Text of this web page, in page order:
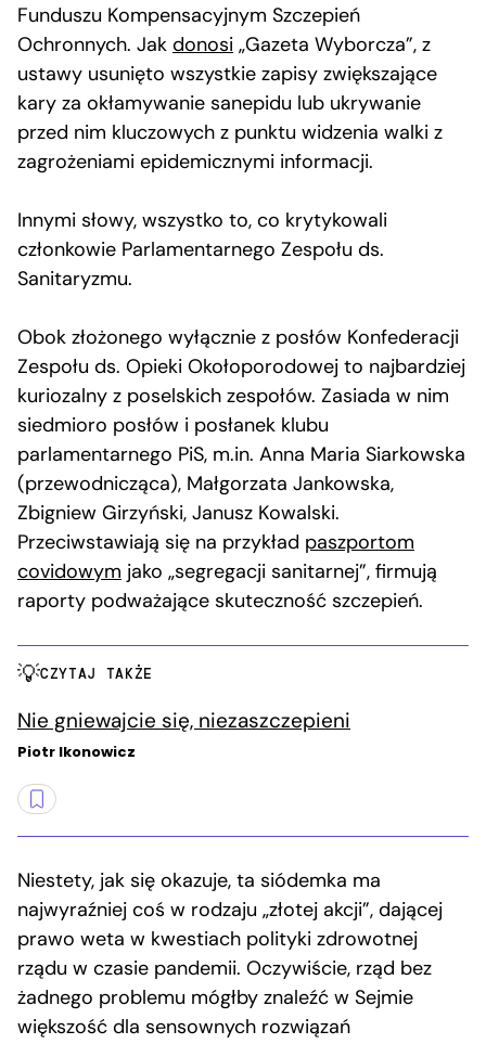
Funduszu Kompensacyjnym Szczepień
Ochronnych. Jak donosi „Gazeta Wyborcza”, z
ustawy usunięto wszystkie zapisy zwiększające
kary za okłamywanie sanepidu lub ukrywanie
przed nim kluczowych z punktu widzenia walki z
zagrożeniami epidemicznymi informacji.
Innymi słowy, wszystko to, co krytykowali
członkowie Parlamentarnego Zespołu ds.
Sanitaryzmu.
Obok złożonego wyłącznie z posłów Konfederacji
Zespołu ds. Opieki Okołoporodowej to najbardziej
kuriozalny z poselskich zespołów. Zasiada w nim
siedmioro posłów i posłanek klubu
parlamentarnego PiS, m.in. Anna Maria Siarkowska
(przewodnicząca), Małgorzata Jankowska,
Zbigniew Girzyński, Janusz Kowalski.
Przeciwstawiają się na przykład paszportom
covidowym jako „segregacji sanitarnej”, firmują
raporty podważające skuteczność szczepień.
CZYTAJ TAKŻE
Nie gniewajcie się, niezaszczepieni
Piotr Ikonowicz
Niestety, jak się okazuje, ta siódemka ma
najwyraźniej coś w rodzaju „złotej akcji”, dającej
prawo weta w kwestiach polityki zdrowotnej
rządu w czasie pandemii. Oczywiście, rząd bez
żadnego problemu mógłby znaleźć w Sejmie
większość dla sensownych rozwiązań